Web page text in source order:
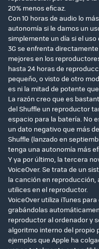
20% menos eficaz.
Con 10 horas de audio lo
autonomía si le damos un
simplemente un día si el
3G se enfrenta
mejores en los
hasta 24 horas de
pequeño, o visto de otro
es ni la mitad de potente
La razón creo que es
del Shuffle un reproductor
espacio para la batería. No
un dato negativo que más
Shuffle (lanzado en
tenga una autonomía más
Y ya por último, la tercera
VoiceOver. Se trata de un
la canción en reproducción,
utilices en el reproductor.
VoiceOver utiliza iTunes
grabándolas
reproductor al ordenador y
algoritmo interno del propio
ejemplos que Apple ha